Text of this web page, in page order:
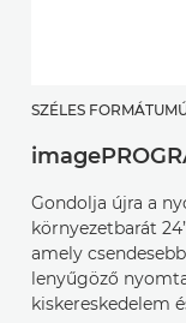
SZÉLES
Gondolja újra a
környezetbarát
amely
lenyűgöző
kiskereskedelem